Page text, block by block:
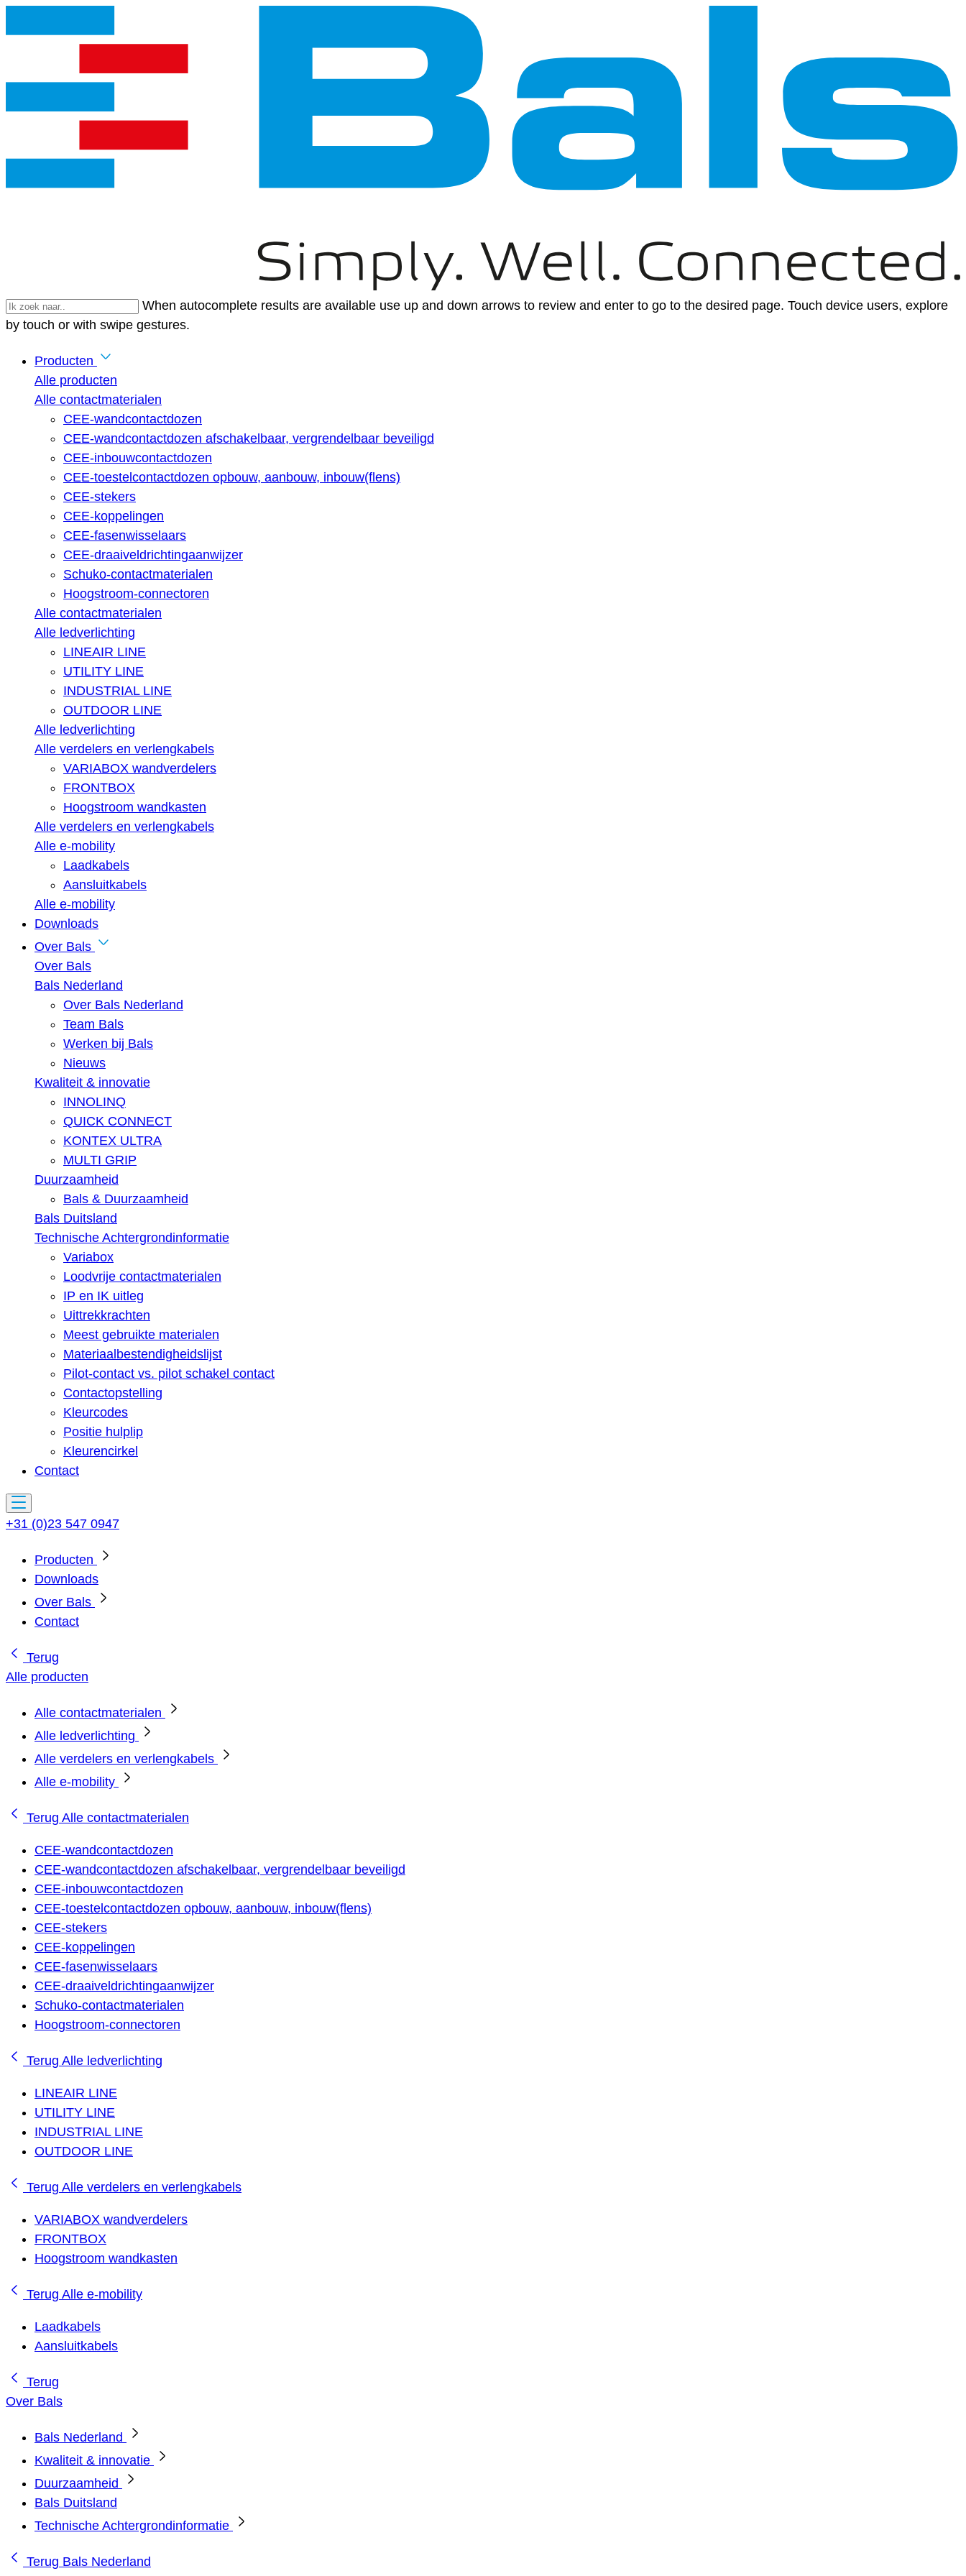
When autocomplete results are available use up and down arrows to review and enter to go to the desired page. Touch device users, explore
by touch or with swipe gestures.
Producten
Alle producten
Alle contactmaterialen
CEE-wandcontactdozen
CEE-wandcontactdozen afschakelbaar, vergrendelbaar beveiligd
CEE-inbouwcontactdozen
CEE-toestelcontactdozen opbouw, aanbouw, inbouw(flens)
CEE-stekers
CEE-koppelingen
CEE-fasenwisselaars
CEE-draaiveldrichtingaanwijzer
Schuko-contactmaterialen
Hoogstroom-connectoren
Alle contactmaterialen
Alle ledverlichting
LINEAIR LINE
UTILITY LINE
INDUSTRIAL LINE
OUTDOOR LINE
Alle ledverlichting
Alle verdelers en verlengkabels
VARIABOX wandverdelers
FRONTBOX
Hoogstroom wandkasten
Alle verdelers en verlengkabels
Alle e-mobility
Laadkabels
Aansluitkabels
Alle e-mobility
Downloads
Over Bals
Over Bals
Bals Nederland
Over Bals Nederland
Team Bals
Werken bij Bals
Nieuws
Kwaliteit & innovatie
INNOLINQ
QUICK CONNECT
KONTEX ULTRA
MULTI GRIP
Duurzaamheid
Bals & Duurzaamheid
Bals Duitsland
Technische Achtergrondinformatie
Variabox
Loodvrije contactmaterialen
IP en IK uitleg
Uittrekkrachten
Meest gebruikte materialen
Materiaalbestendigheidslijst
Pilot-contact vs. pilot schakel contact
Contactopstelling
Kleurcodes
Positie hulplip
Kleurencirkel
Contact
+31 (0)23 547 0947
Producten
Downloads
Over Bals
Contact
Terug
Alle producten
Alle contactmaterialen
Alle ledverlichting
Alle verdelers en verlengkabels
Alle e-mobility
Terug Alle contactmaterialen
CEE-wandcontactdozen
CEE-wandcontactdozen afschakelbaar, vergrendelbaar beveiligd
CEE-inbouwcontactdozen
CEE-toestelcontactdozen opbouw, aanbouw, inbouw(flens)
CEE-stekers
CEE-koppelingen
CEE-fasenwisselaars
CEE-draaiveldrichtingaanwijzer
Schuko-contactmaterialen
Hoogstroom-connectoren
Terug Alle ledverlichting
LINEAIR LINE
UTILITY LINE
INDUSTRIAL LINE
OUTDOOR LINE
Terug Alle verdelers en verlengkabels
VARIABOX wandverdelers
FRONTBOX
Hoogstroom wandkasten
Terug Alle e-mobility
Laadkabels
Aansluitkabels
Terug
Over Bals
Bals Nederland
Kwaliteit & innovatie
Duurzaamheid
Bals Duitsland
Technische Achtergrondinformatie
Terug Bals Nederland